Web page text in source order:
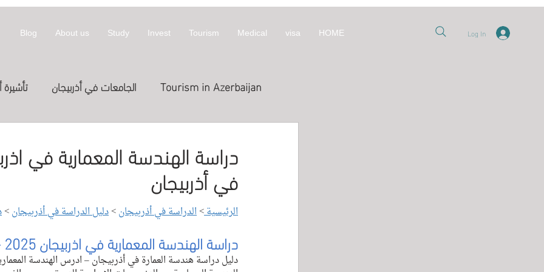
HOME
visa
Medical
Tourism
Invest
Study
About us
Blog Log In
تأشيرة الجامعات في أذربيجان Tourism in Azerbaijan
الدراسة في الخارج Treatmentفي أذربيجان
الرئيسية > الدراسة في أذربيجان > دليل الدراسة في أذربيجان>
دراسة الهندسة المعماريةفي اذربيجان 2025 -
دليل دراسة هندسة العمارة في أذربيجان – ادرس الهندسة